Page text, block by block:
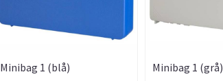
Minibag 1 (blå) Minibag 1 (grå)